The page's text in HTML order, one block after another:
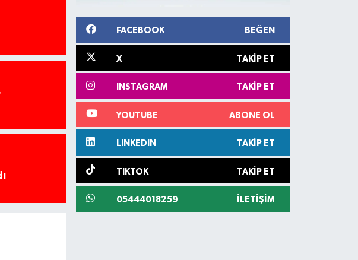
FACEBOOK BEĞEN
X TAKIP ET
INSTAGRAM TAKIP ET
YOUTUBE ABONE OL
LINKEDIN TAKIP ET
TIKTOK TAKIP ET
05444018259 İLETIŞIM